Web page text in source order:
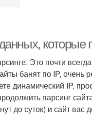
которые
Это почти
банят по IP, очень
динамический IP,
парсинг
до суток) и сайт вас